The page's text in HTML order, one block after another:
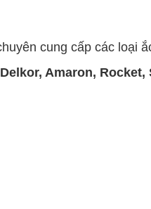
cung cấp các loại
Delkor, Amaron, Rocket,